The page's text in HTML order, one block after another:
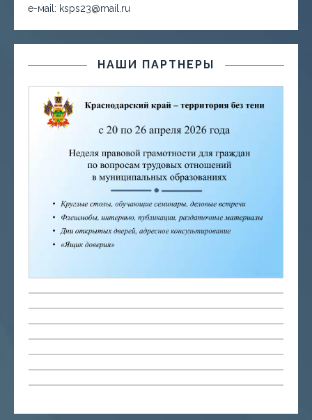
е-маil: ksps23@mail.ru
НАШИ ПАРТНЕРЫ